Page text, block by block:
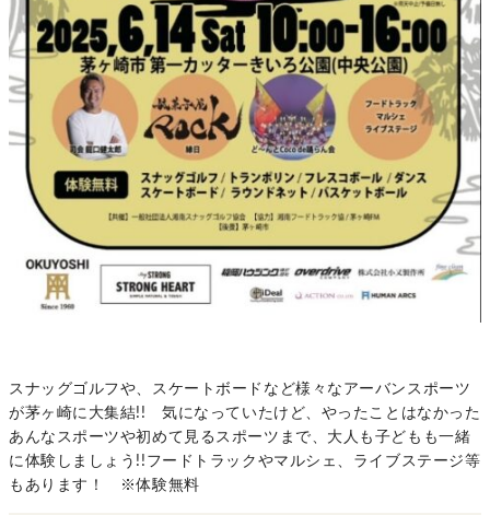
スナッグゴルフや、スケートボードなど様々なアーバンスポーツ
が茅ヶ崎に大集結!! 気になっていたけど、やったことはなかった
あんなスポーツや初めて見るスポーツまで、大人も子どもも一緒
に体験しましょう!!フードトラックやマルシェ、ライブステージ等
もあります！ ※体験無料